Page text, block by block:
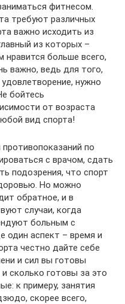
фитнесом.
требуют различных
важно исходить из
из которых –
нравится больше всего,
важно, ведь для того,
нужно
бойтесь
от возраста
вид спорта!
по
с врачом, сдать
подозрения, что спорт
Но можно
обратное, и в
случаи, когда
больным с
один аспект – время и
честно дайте себе
и сил вы готовы
сколько готовы за это
к примеру, занятия
скорее всего,